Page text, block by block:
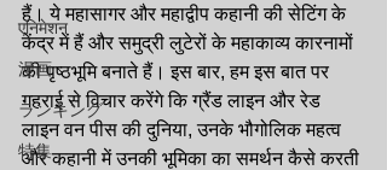
एनिमेशन
漫画
ランキング
特集
हैं। ये महासागर और महाद्वीप कहानी की सेटिंग के
केंद्र में हैं और समुद्री लुटेरों के महाकाव्य कारनामों
की पृष्ठभूमि बनाते हैं। इस बार, हम इस बात पर
गहराई से विचार करेंगे कि ग्रैंड लाइन और रेड
लाइन वन पीस की दुनिया, उनके भौगोलिक महत्व
और कहानी में उनकी भूमिका का समर्थन कैसे करती